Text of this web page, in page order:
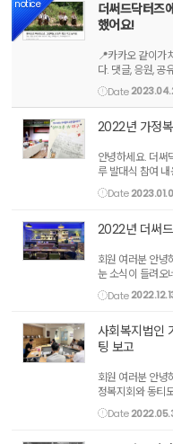
notice
더써드닥터즈
했어요!
📍카카오 같이가
다. 댓글, 응원,
드닥터즈가 프로
게 되었습니다!👏
Date
2022년 가정
안녕하세요. 더
루 발대식 참여
이었던 것 같습니
진행되어 노봉근
Date
2022년 더써
회원 여러분 안녕
눈 소식이 들려오
시길 바랍니다.^^
보고드립니다. 이
Date
사회복지법인
팅 보고
회원 여러분 안녕
정복지회와 동티
니다. 우리가 추
그림을 그려볼 수
Date